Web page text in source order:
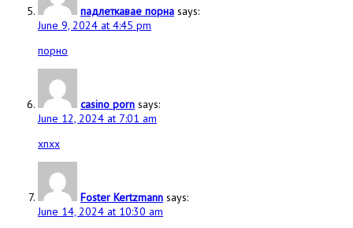
падлеткавае порна says:
June 9, 2024 at 4:45 pm
порно
casino porn says:
June 12, 2024 at 7:01 am
xnxx
Foster Kertzmann says:
June 14, 2024 at 10:30 am